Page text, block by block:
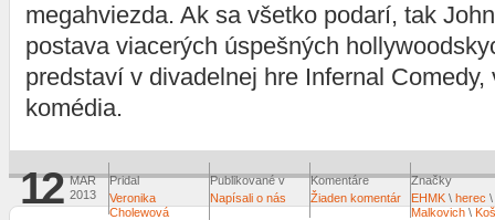
megahviezda. Ak sa všetko podarí, tak
postava viacerých úspešných
predstaví v divadelnej hre Infernal
komédia.
12 MAR
2013
Pridal
Veronika
Cholewová
Publikované v
Napísali o nás
Komentáre
Žiaden komentár
Značky
EHMK \ herec \
Malkovich \